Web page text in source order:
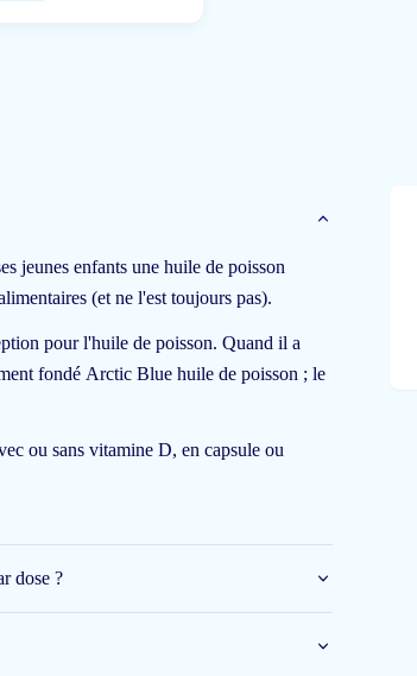
jeunes enfants une huile de poisson
(et ne l'est toujours pas).
pour l'huile de poisson. Quand il a
fondé Arctic Blue huile de poisson ; le
ou sans vitamine D, en capsule ou
?
potion magique. Non sans raison, en
?
dose ?